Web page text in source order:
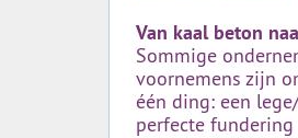
Van kaal beton
Sommige
voornemens zijn
één ding: een
perfecte fundering